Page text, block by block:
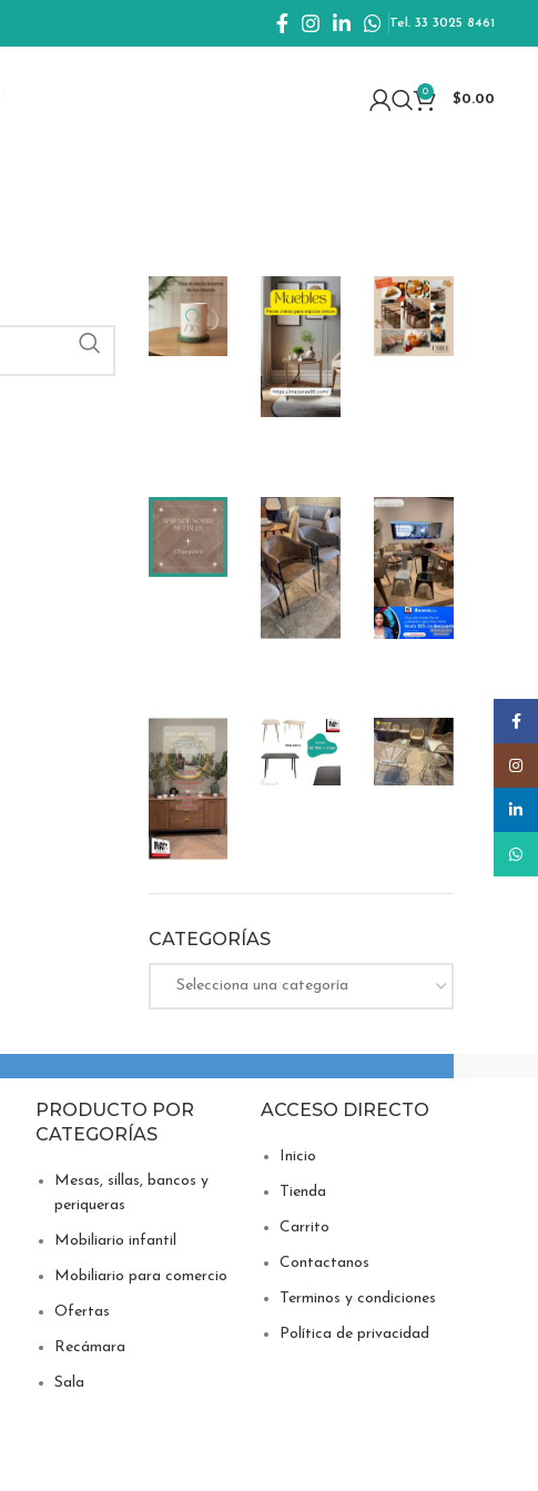
Tel. 33 3025 8461
0
$0.00
CATEGORÍAS
Selecciona una categoría
PRODUCTO POR
CATEGORÍAS
Mesas, sillas, bancos y
periqueras
Mobiliario infantil
Mobiliario para comercio
Ofertas
Recámara
Sala
ACCESO DIRECTO
Inicio
Tienda
Carrito
Contactanos
Terminos y condiciones
Política de privacidad